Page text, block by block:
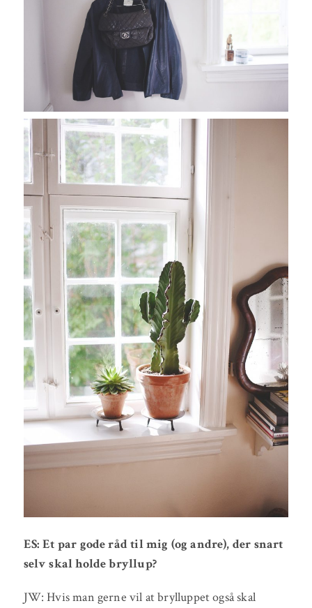
ES: Et par gode råd til mig (og andre), der snart
selv skal holde bryllup?
JW: Hvis man gerne vil at brylluppet også skal